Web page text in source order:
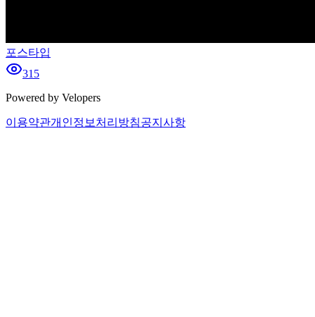
포스타입
315
Powered by Velopers
이용약관개인정보처리방침공지사항